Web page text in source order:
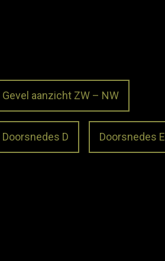
Gevel aanzicht ZW – NW
Doorsnedes D Doorsnedes E